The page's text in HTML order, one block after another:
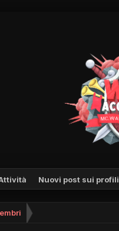
Nuovi post sui profili